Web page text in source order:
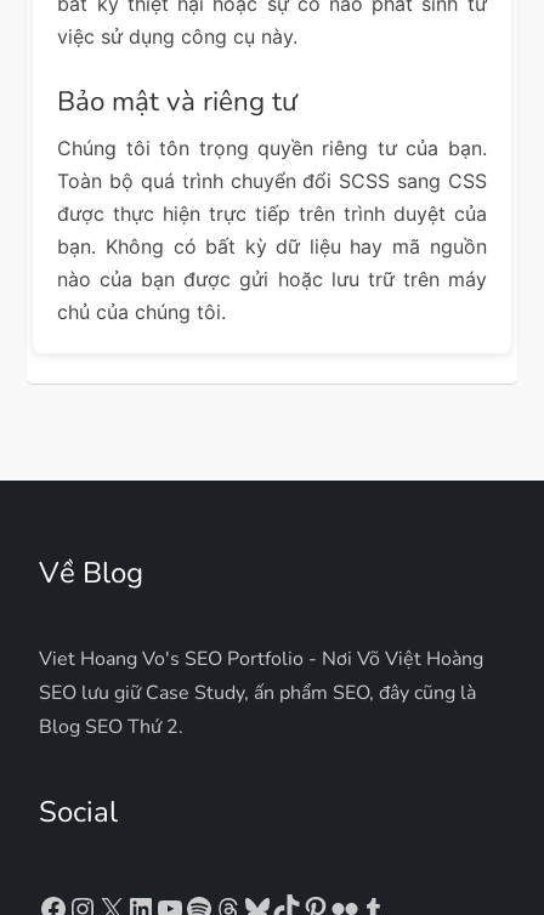
việc sử dụng công cụ này.
Bảo mật và riêng tư
Chúng tôi tôn trọng quyền riêng tư của bạn.
Toàn bộ quá trình chuyển đổi SCSS sang CSS
được thực hiện trực tiếp trên trình duyệt của
bạn. Không có bất kỳ dữ liệu hay mã nguồn
nào của bạn được gửi hoặc lưu trữ trên máy
chủ của chúng tôi.
Về Blog
Viet Hoang Vo's SEO Portfolio - Nơi Võ Việt Hoàng
SEO lưu giữ Case Study, ấn phẩm SEO, đây cũng là
Blog SEO Thứ 2.
Social
Facebook
Instagram
X LinkedIn
YouTube
Spotify
Threads
Bluesky
TikTok
Pinterest
Flickr